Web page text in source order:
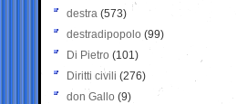
destra (573)
destradipopolo (99)
Di Pietro (101)
Diritti civili (276)
don Gallo (9)